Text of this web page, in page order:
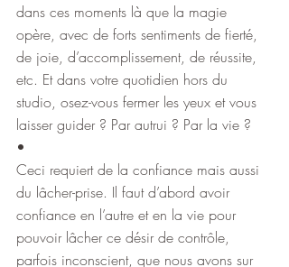
dans ces moments là que la magie
opère, avec de forts sentiments de fierté,
de joie, d’accomplissement, de réussite,
etc. Et dans votre quotidien hors du
studio, osez-vous fermer les yeux et vous
laisser guider ? Par autrui ? Par la vie ?
•
Ceci requiert de la confiance mais aussi
du lâcher-prise. Il faut d’abord avoir
confiance en l’autre et en la vie pour
pouvoir lâcher ce désir de contrôle,
parfois inconscient, que nous avons sur